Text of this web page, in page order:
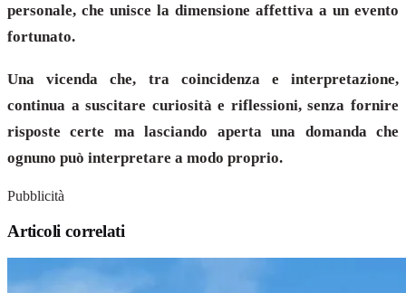
personale, che unisce la dimensione affettiva a un evento
fortunato.
Una vicenda che, tra coincidenza e interpretazione,
continua a suscitare curiosità e riflessioni, senza fornire
risposte certe ma lasciando aperta una domanda che
ognuno può interpretare a modo proprio.
Pubblicità
Articoli correlati